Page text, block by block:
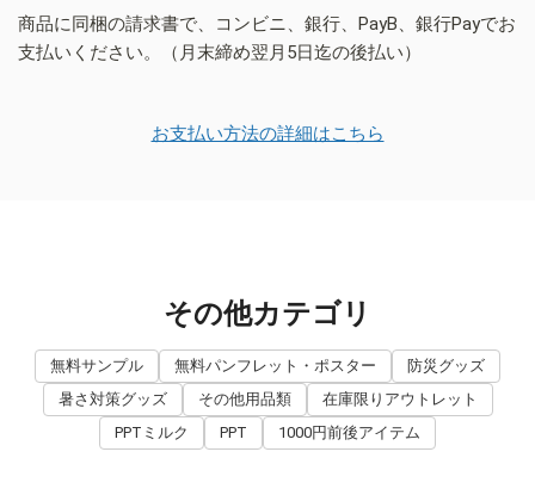
商品に同梱の請求書で、コンビニ、銀行、PayB、銀行Payでお
支払いください。（月末締め翌月5日迄の後払い）
お支払い方法の詳細はこちら
その他カテゴリ
無料サンプル 無料パンフレット・ポスター
防災グッズ
暑さ対策グッズ
その他用品類
在庫限りアウトレット
PPTミルク
PPT 1000円前後アイテム